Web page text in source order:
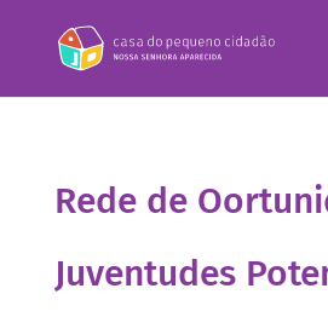
Rede de
Juventudes